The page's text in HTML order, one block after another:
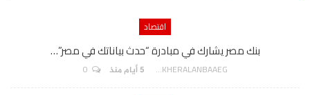
اقتصاد
بنك مصر يشارك في مبادرة “حدث بياناتك في مصر”…
AKHERALANBAAEG 5 أيام منذ